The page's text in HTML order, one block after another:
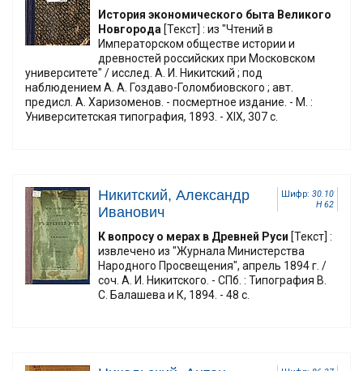
История экономического быта Великого
Новгорода [Текст] : из "Чтений в
Императорском обществе истории и
древностей российских при Московском
университете" / исслед. А. И. Никитский ; под
наблюдением А. А. Гоздаво-Голомбиовского ; авт.
предисл. А. Харизоменов. - посмертное издание. - М. :
Университетская типография, 1893. - XIX, 307 с.
Шифр: 30.10
Н 62
Никитский, Александр
Иванович
К вопросу о мерах в Древней Руси [Текст] :
извлечено из "Журнала Министерства
Народного Просвещения", апрель 1894 г. /
соч. А. И. Никитского. - СПб. : Типография В.
С. Балашева и К, 1894. - 48 с.